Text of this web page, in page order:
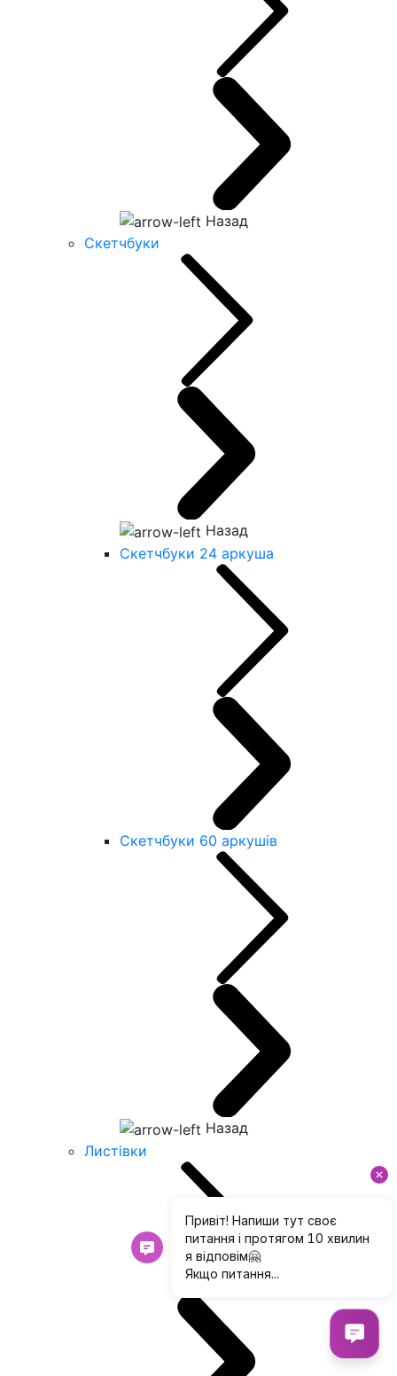
Назад
Скетчбуки
Назад
Скетчбуки 24 аркуша
Скетчбуки 60 аркушів
Назад
Листівки